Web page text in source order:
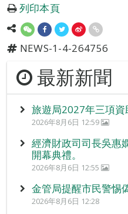
列印本頁
NEWS-1-4-264756
最新新聞
旅遊局2027年三項
2026年8月6日 12:59
經濟財政司司長吳惠
開幕典禮。
2026年8月6日 12:55
金管局提醒市民警惕
2026年8月6日 12:28